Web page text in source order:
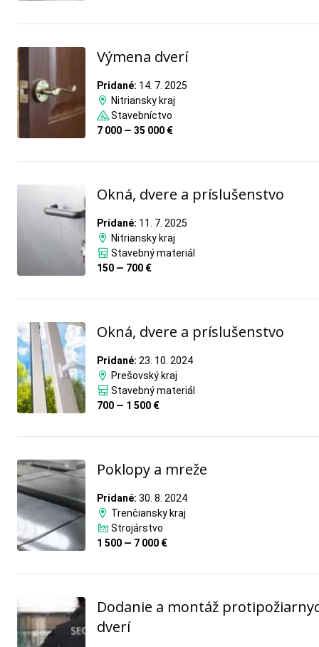
Výmena dverí
Pridané: 14. 7. 2025
Nitriansky kraj
Stavebníctvo
7 000 — 35 000 €
Okná, dvere a príslušenstvo
Pridané: 11. 7. 2025
Nitriansky kraj
Stavebný materiál
150 — 700 €
Okná, dvere a príslušenstvo
Pridané: 23. 10. 2024
Prešovský kraj
Stavebný materiál
700 — 1 500 €
Poklopy a mreže
Pridané: 30. 8. 2024
Trenčiansky kraj
Strojárstvo
1 500 — 7 000 €
Dodanie a montáž
dverí